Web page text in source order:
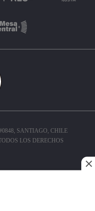
SANTIAGO, CHILE
LOS DERECHOS